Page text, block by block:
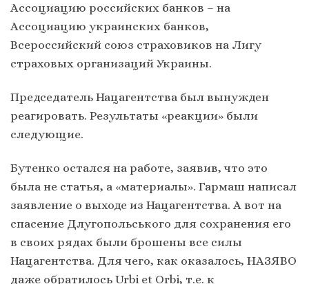
Ассоциацию российских банков – на
Ассоциацию украинских банков,
Всероссийский союз страховиков на Лигу
страховых организаций Украины.
Председатель Нацагентства был вынужден
реагировать. Результаты «реакции» были
следующие.
Бутенко остался на работе, заявив, что это
была не статья, а «материалы». Гармаш написал
заявление о выходе из Нацагентства. А вот на
спасение Длугопольського для сохранения его
в своих рядах были брошены все силы
Нацагентства. Для чего, как оказалось, НАЗЯВО
даже обратилось Urbi et Orbi, т.е. к